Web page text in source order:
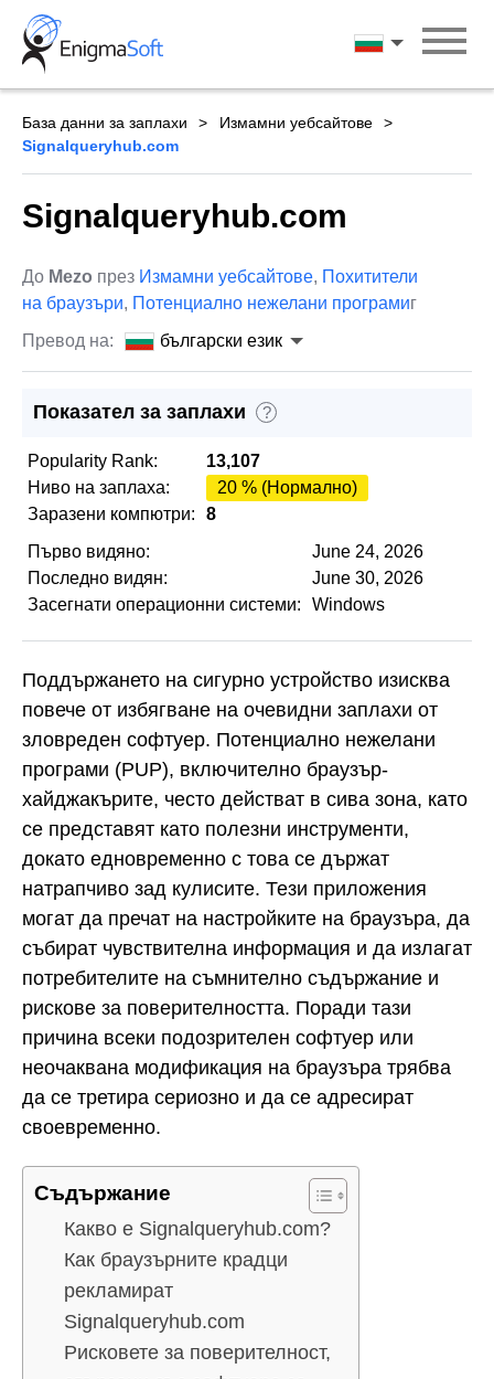
Skip
content
български
База данни за заплахи
Измамни уебсайтове
Signalqueryhub.com
Signalqueryhub.com
До Mezo през Измамни уебсайтове, Похитители
на браузъри, Потенциално нежелани програмиг
Превод на:
български език
Показател за заплахи ?
Popularity Rank:
13,107
Ниво на заплаха:
20 % (Нормално)
Заразени компютри:
8
Първо видяно:
June 24, 2026
Последно видян:
June 30, 2026
Засегнати операционни системи:
Windows
Поддържането на сигурно устройство изисква
повече от избягване на очевидни заплахи от
зловреден софтуер. Потенциално нежелани
програми (PUP), включително браузър-
хайджакърите, често действат в сива зона, като
се представят като полезни инструменти,
докато едновременно с това се държат
натрапчиво зад кулисите. Тези приложения
могат да пречат на настройките на браузъра, да
събират чувствителна информация и да излагат
потребителите на съмнително съдържание и
рискове за поверителността. Поради тази
причина всеки подозрителен софтуер или
неочаквана модификация на браузъра трябва
да се третира сериозно и да се адресират
своевременно.
Съдържание
Какво е Signalqueryhub.com?
Как браузърните крадци
рекламират
Signalqueryhub.com
Рисковете за поверителност,